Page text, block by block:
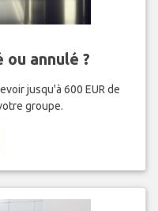
annulé ?
jusqu'à 600 EUR de
groupe.